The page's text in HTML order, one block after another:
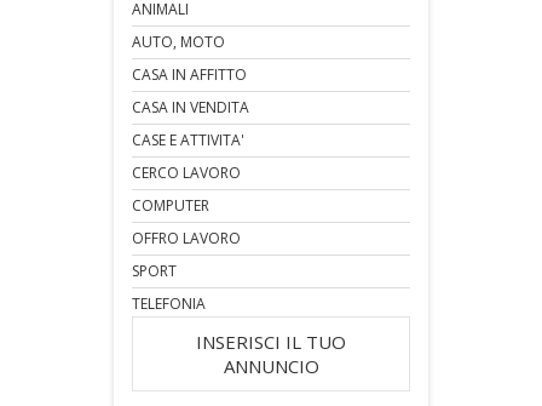
ANIMALI
AUTO, MOTO
CASA IN AFFITTO
CASA IN VENDITA
CASE E ATTIVITA'
CERCO LAVORO
COMPUTER
OFFRO LAVORO
SPORT
TELEFONIA
INSERISCI IL TUO
ANNUNCIO